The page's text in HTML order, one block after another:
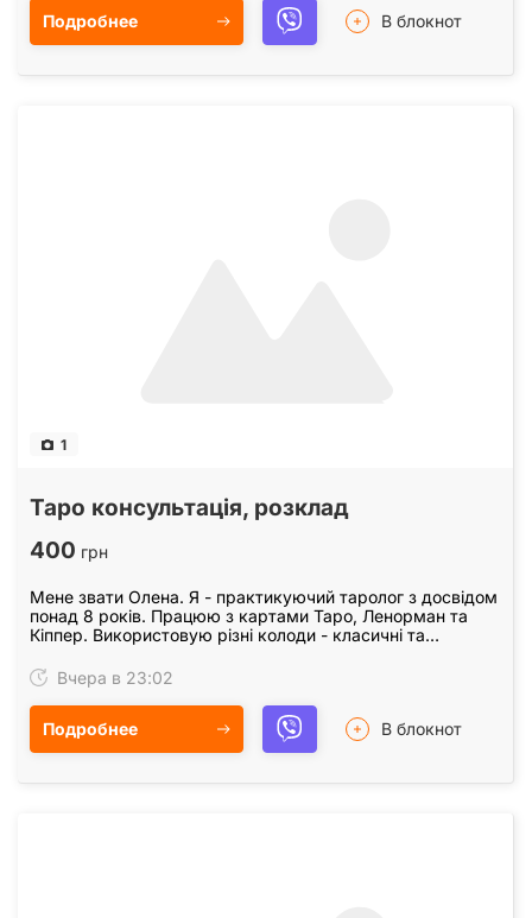
Подробнее В блокнот
1
Таро консультація, розклад
400 грн
Мене звати Олена. Я - практикуючий таролог з досвідом
понад 8 років. Працюю з картами Таро, Ленорман та
Кіппер. Використовую різні колоди - класичні та
Вчера в 23:02
Подробнее В блокнот